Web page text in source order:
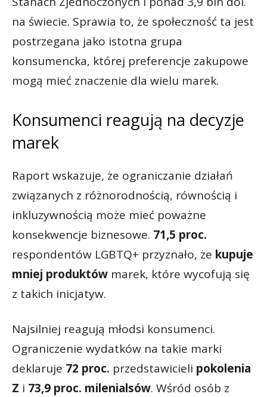
na świecie. Sprawia to, że społeczność ta jest
postrzegana jako istotna grupa
konsumencka, której preferencje zakupowe
mogą mieć znaczenie dla wielu marek.
Konsumenci reagują na decyzje
marek
Raport wskazuje, że ograniczanie działań
związanych z różnorodnością, równością i
inkluzywnością może mieć poważne
konsekwencje biznesowe. 71,5 proc.
respondentów LGBTQ+ przyznało, że kupuje
mniej produktów marek, które wycofują się
z takich inicjatyw.
Najsilniej reagują młodsi konsumenci.
Ograniczenie wydatków na takie marki
deklaruje 72 proc. przedstawicieli pokolenia
Z i 73,9 proc. milenialsów. Wśród osób z